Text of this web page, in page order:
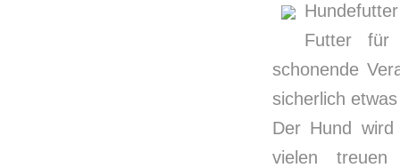
Futter für
schonende
sicherlich
Der Hund
vielen